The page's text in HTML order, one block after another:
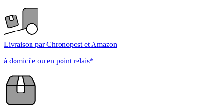
Livraison par Chronopost et Amazon
à domicile ou en point relais*